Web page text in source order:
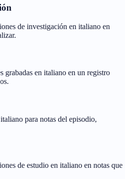
de investigación en italiano en
grabadas en italiano en un registro
para notas del episodio,
de estudio en italiano en notas que